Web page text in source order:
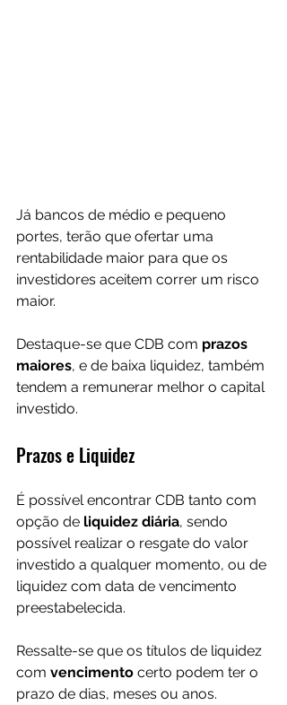
Já bancos de médio e pequeno
portes, terão que ofertar uma
rentabilidade maior para que os
investidores aceitem correr um risco
maior.
Destaque-se que CDB com prazos
maiores, e de baixa liquidez, também
tendem a remunerar melhor o capital
investido.
Prazos e Liquidez
É possível encontrar CDB tanto com
opção de liquidez diária, sendo
possível realizar o resgate do valor
investido a qualquer momento, ou de
liquidez com data de vencimento
preestabelecida.
Ressalte-se que os títulos de liquidez
com vencimento certo podem ter o
prazo de dias, meses ou anos.